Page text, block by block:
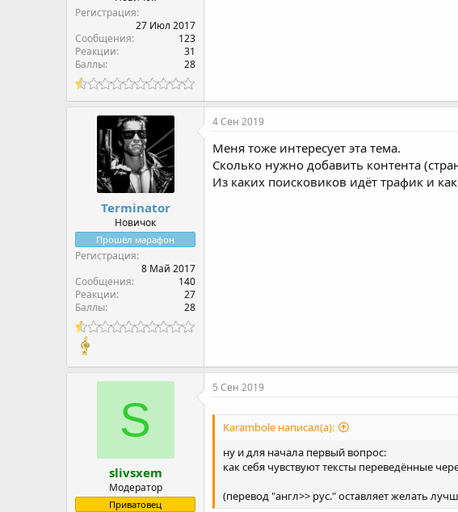
Регистрация
27 Июл 2017
Сообщения
123
Реакции
31
Баллы
28
Terminator
Новичок
Прошёл марафон
Регистрация
8 Май 2017
Сообщения
140
Реакции
27
Баллы
28
4 Сен 2019
Меня тоже интересует эта тема.
Сколько нужно добавить контента
Из каких поисковиков идёт трафик и как
S
slivsxem
Модератор
Приватовец
5 Сен 2019
Karambole написал(а):
ну и для начала первый вопрос:
как себя чувствуют тексты переведённые
(перевод "англ>> рус." оставляет желать